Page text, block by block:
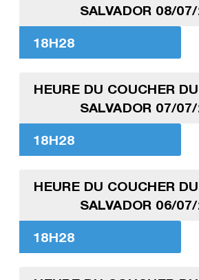
SALVADOR 08/
18H28
HEURE DU COUCHER
SALVADOR 07/
18H28
HEURE DU COUCHER
SALVADOR 06/
18H28